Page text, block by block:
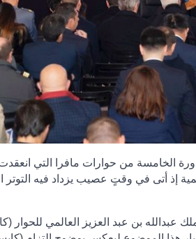
الخامسة من حوارات مافرا التي
إذ أتى في وقتٍ عصيب يزداد فيه التوتر
عبدالله بن عبد العزيز العالمي للحوار